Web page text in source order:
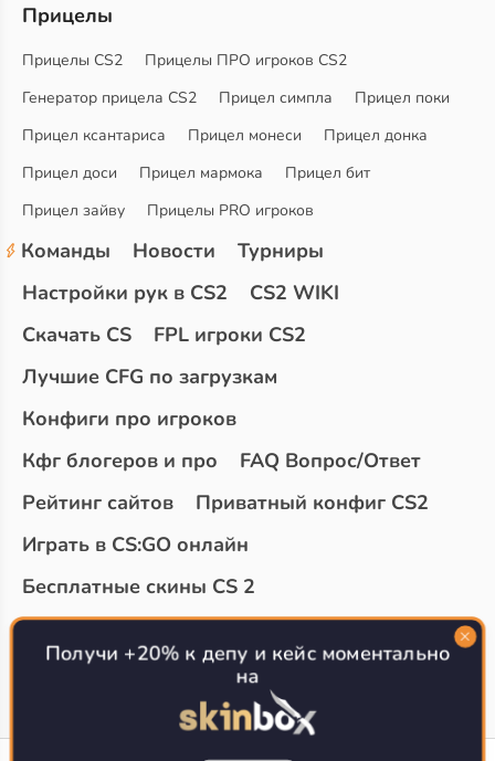
Прицелы
Прицелы CS2
Прицелы ПРО игроков CS2
Генератор прицела CS2
Прицел симпла
Прицел поки
Прицел ксантариса
Прицел монеси
Прицел донка
Прицел доси
Прицел мармока
Прицел бит
Прицел зайву
Прицелы PRO игроков
Команды Новости
Турниры
Настройки рук в CS2
CS2 WIKI
Скачать CS
FPL игроки CS2
Лучшие CFG по загрузкам
Конфиги про игроков
Кфг блогеров и про
FAQ Вопрос/Ответ
Рейтинг сайтов
Приватный конфиг CS2
Играть в CS:GO онлайн
Бесплатные скины CS 2
Топ сайтов с халявой КС 2
О проекте
Получи +20% к депу и кейс моментально
на